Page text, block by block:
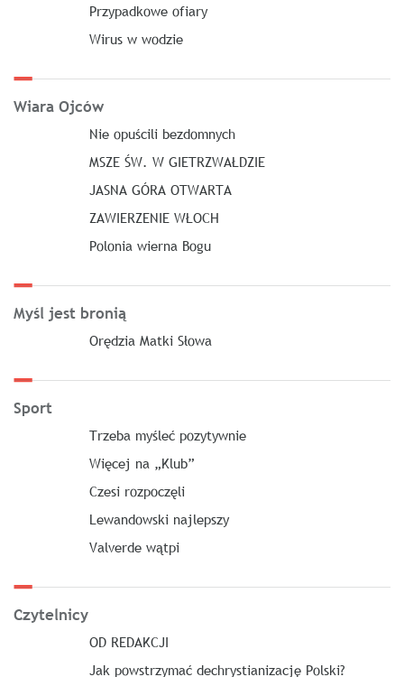
Przypadkowe ofiary
Wirus w wodzie
Wiara Ojców
Nie opuścili bezdomnych
MSZE ŚW. W GIETRZWAŁDZIE
JASNA GÓRA OTWARTA
ZAWIERZENIE WŁOCH
Polonia wierna Bogu
Myśl jest bronią
Orędzia Matki Słowa
Sport
Trzeba myśleć pozytywnie
Więcej na „Klub”
Czesi rozpoczęli
Lewandowski najlepszy
Valverde wątpi
Czytelnicy
OD REDAKCJI
Jak powstrzymać dechrystianizację Polski?